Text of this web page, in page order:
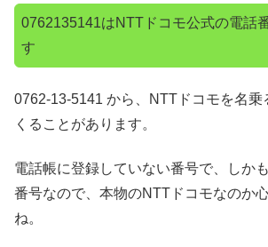
0762135141はNTTドコモ公式の電話
す
0762-13-5141 から、NTTドコモを名乗
くることがあります。
電話帳に登録していない番号で、しか
番号なので、本物のNTTドコモなのか
ね。